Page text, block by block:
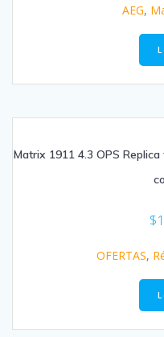
AEG,
Matrix 1911 4.3 OPS
$
OFERTAS,